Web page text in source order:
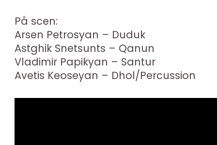
På scen:
Arsen Petrosyan – Duduk
Astghik Snetsunts – Qanun
Vladimir Papikyan – Santur
Avetis Keoseyan – Dhol/Percussion